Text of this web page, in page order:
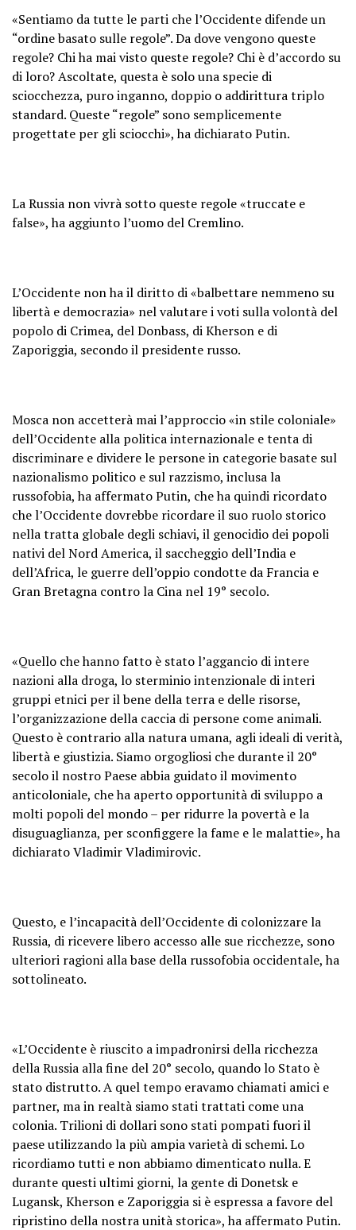
«Sentiamo da tutte le parti che l’Occidente difende un
“ordine basato sulle regole”. Da dove vengono queste
regole? Chi ha mai visto queste regole? Chi è d’accordo su
di loro? Ascoltate, questa è solo una specie di
sciocchezza, puro inganno, doppio o addirittura triplo
standard. Queste “regole” sono semplicemente
progettate per gli sciocchi», ha dichiarato Putin.
La Russia non vivrà sotto queste regole «truccate e
false», ha aggiunto l’uomo del Cremlino.
L’Occidente non ha il diritto di «balbettare nemmeno su
libertà e democrazia» nel valutare i voti sulla volontà del
popolo di Crimea, del Donbass, di Kherson e di
Zaporiggia, secondo il presidente russo.
Mosca non accetterà mai l’approccio «in stile coloniale»
dell’Occidente alla politica internazionale e tenta di
discriminare e dividere le persone in categorie basate sul
nazionalismo politico e sul razzismo, inclusa la
russofobia, ha affermato Putin, che ha quindi ricordato
che l’Occidente dovrebbe ricordare il suo ruolo storico
nella tratta globale degli schiavi, il genocidio dei popoli
nativi del Nord America, il saccheggio dell’India e
dell’Africa, le guerre dell’oppio condotte da Francia e
Gran Bretagna contro la Cina nel 19° secolo.
«Quello che hanno fatto è stato l’aggancio di intere
nazioni alla droga, lo sterminio intenzionale di interi
gruppi etnici per il bene della terra e delle risorse,
l’organizzazione della caccia di persone come animali.
Questo è contrario alla natura umana, agli ideali di verità,
libertà e giustizia. Siamo orgogliosi che durante il 20°
secolo il nostro Paese abbia guidato il movimento
anticoloniale, che ha aperto opportunità di sviluppo a
molti popoli del mondo – per ridurre la povertà e la
disuguaglianza, per sconfiggere la fame e le malattie», ha
dichiarato Vladimir Vladimirovic.
Questo, e l’incapacità dell’Occidente di colonizzare la
Russia, di ricevere libero accesso alle sue ricchezze, sono
ulteriori ragioni alla base della russofobia occidentale, ha
sottolineato.
«L’Occidente è riuscito a impadronirsi della ricchezza
della Russia alla fine del 20° secolo, quando lo Stato è
stato distrutto. A quel tempo eravamo chiamati amici e
partner, ma in realtà siamo stati trattati come una
colonia. Trilioni di dollari sono stati pompati fuori il
paese utilizzando la più ampia varietà di schemi. Lo
ricordiamo tutti e non abbiamo dimenticato nulla. E
durante questi ultimi giorni, la gente di Donetsk e
Lugansk, Kherson e Zaporiggia si è espressa a favore del
ripristino della nostra unità storica», ha affermato Putin.